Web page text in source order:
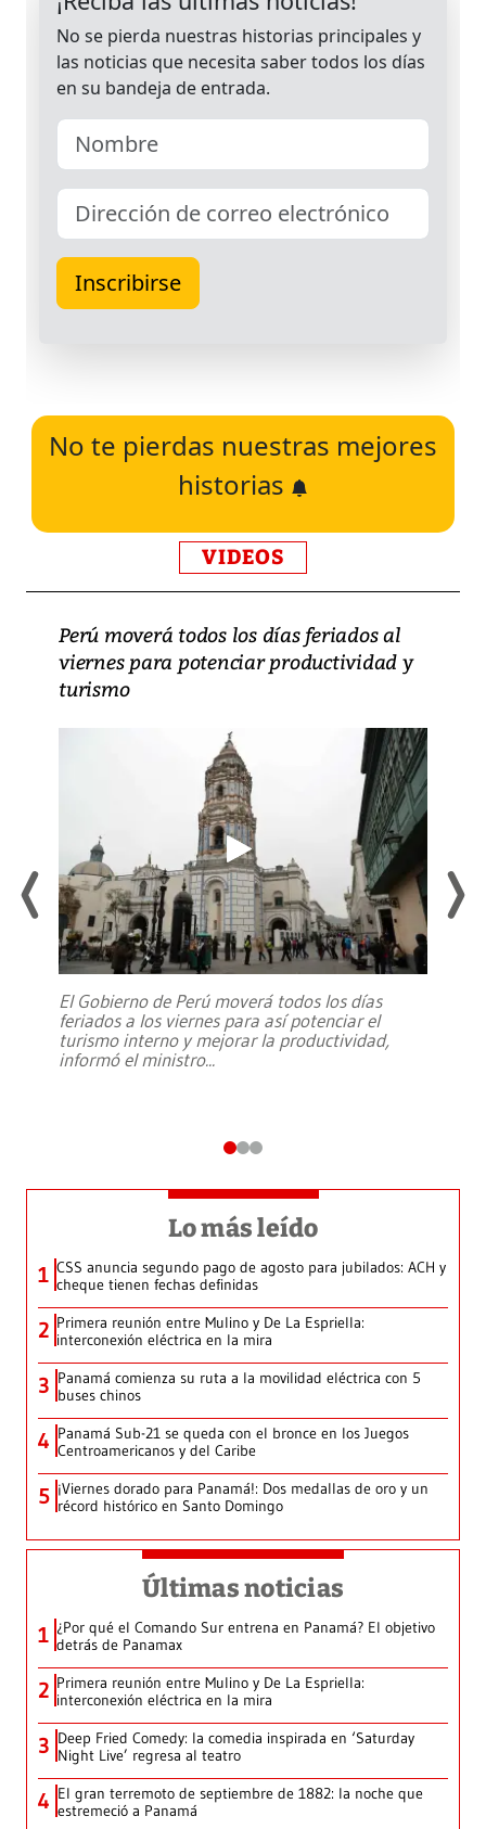
No te pierdas nuestras mejores
historias
VIDEOS
Perú moverá todos los días feriados al
viernes para potenciar productividad y
turismo
El Gobierno de Perú moverá todos los días
feriados a los viernes para así potenciar el
turismo interno y mejorar la productividad,
informó el ministro...
Lo más leído
1 CSS anuncia segundo pago de agosto para jubilados: ACH y
cheque tienen fechas definidas
2 Primera reunión entre Mulino y De La Espriella:
interconexión eléctrica en la mira
3 Panamá comienza su ruta a la movilidad eléctrica con 5
buses chinos
4 Panamá Sub-21 se queda con el bronce en los Juegos
Centroamericanos y del Caribe
5 ¡Viernes dorado para Panamá!: Dos medallas de oro y un
récord histórico en Santo Domingo
Últimas noticias
1 ¿Por qué el Comando Sur entrena en Panamá? El objetivo
detrás de Panamax
2 Primera reunión entre Mulino y De La Espriella:
interconexión eléctrica en la mira
3 Deep Fried Comedy: la comedia inspirada en ‘Saturday
Night Live’ regresa al teatro
4 El gran terremoto de septiembre de 1882: la noche que
estremeció a Panamá